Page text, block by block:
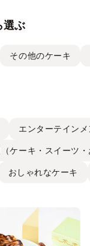
選ぶ
その他のケーキ
エンターテイン
ケーキ・スイーツ
おしゃれなケーキ